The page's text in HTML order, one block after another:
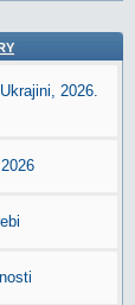
2026.